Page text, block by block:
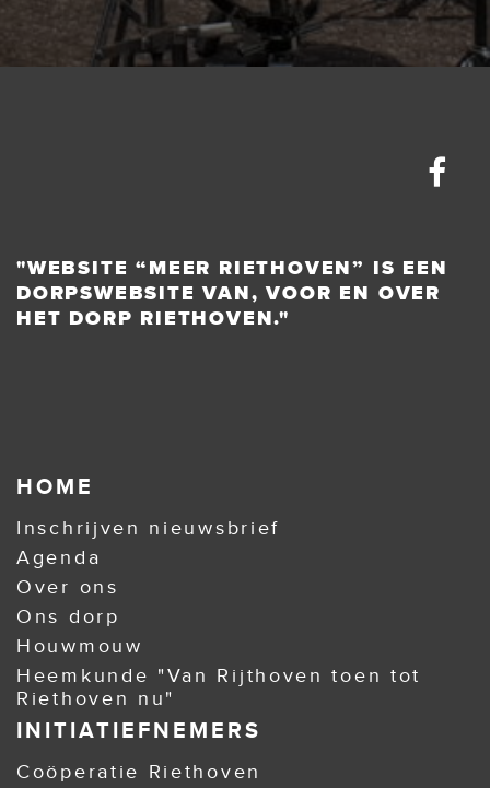
"WEBSITE “MEER RIETHOVEN” IS EEN
DORPSWEBSITE VAN, VOOR EN OVER
HET DORP RIETHOVEN."
HOME
Inschrijven nieuwsbrief
Agenda
Over ons
Ons dorp
Houwmouw
Heemkunde "Van Rijthoven toen tot
Riethoven nu"
INITIATIEFNEMERS
Coöperatie Riethoven